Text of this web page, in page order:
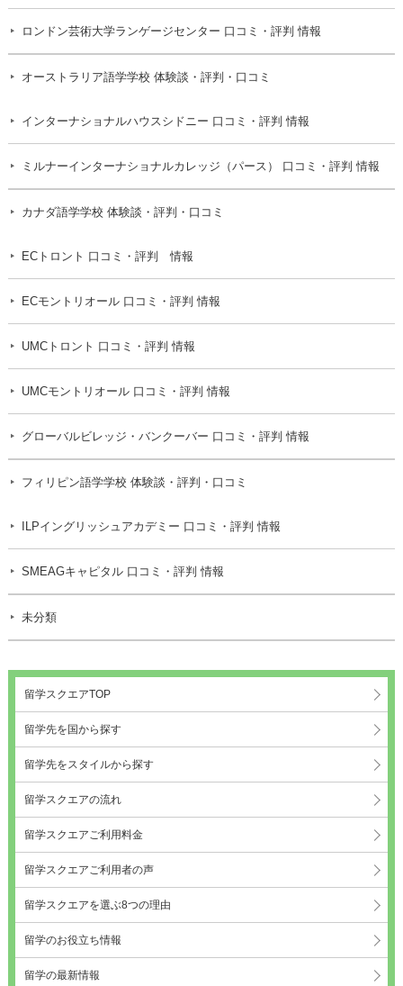
ロンドン芸術大学ランゲージセンター 口コミ・評判 情報
オーストラリア語学学校 体験談・評判・口コミ
インターナショナルハウスシドニー 口コミ・評判 情報
ミルナーインターナショナルカレッジ（パース） 口コミ・評判 情報
カナダ語学学校 体験談・評判・口コミ
ECトロント 口コミ・評判 情報
ECモントリオール 口コミ・評判 情報
UMCトロント 口コミ・評判 情報
UMCモントリオール 口コミ・評判 情報
グローバルビレッジ・バンクーバー 口コミ・評判 情報
フィリピン語学学校 体験談・評判・口コミ
ILPイングリッシュアカデミー 口コミ・評判 情報
SMEAGキャピタル 口コミ・評判 情報
未分類
留学スクエアTOP
留学先を国から探す
留学先をスタイルから探す
留学スクエアの流れ
留学スクエアご利用料金
留学スクエアご利用者の声
留学スクエアを選ぶ8つの理由
留学のお役立ち情報
留学の最新情報